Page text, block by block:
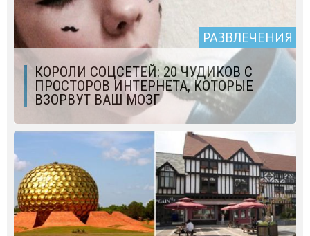
РАЗВЛЕЧЕНИЯ
КОРОЛИ СОЦСЕТЕЙ: 20 ЧУДИКОВ С
ПРОСТОРОВ ИНТЕРНЕТА, КОТОРЫЕ
ВЗОРВУТ ВАШ МОЗГ